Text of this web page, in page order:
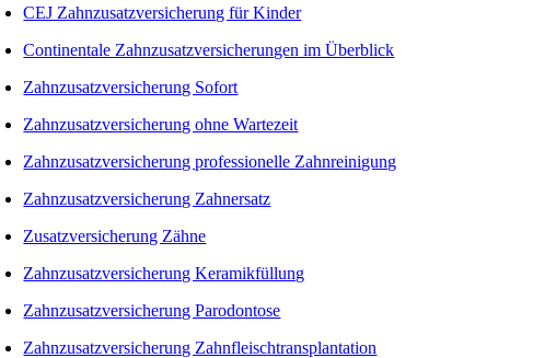
CEJ Zahnzusatzversicherung für Kinder
Continentale Zahnzusatzversicherungen im Überblick
Zahnzusatzversicherung Sofort
Zahnzusatzversicherung ohne Wartezeit
Zahnzusatzversicherung professionelle Zahnreinigung
Zahnzusatzversicherung Zahnersatz
Zusatzversicherung Zähne
Zahnzusatzversicherung Keramikfüllung
Zahnzusatzversicherung Parodontose
Zahnzusatzversicherung Zahnfleischtransplantation